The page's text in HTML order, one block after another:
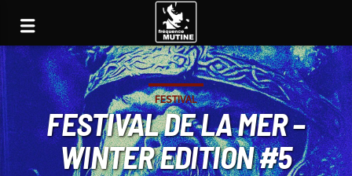
FESTIVAL
FESTIVAL DE LA MER –
WINTER EDITION #5